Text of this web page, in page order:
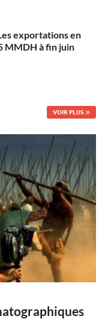
exportations en
MMDH à fin juin
VOIR PLUS